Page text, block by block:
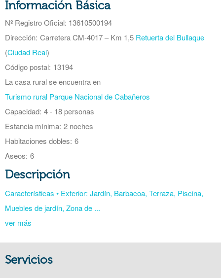
Información Básica
Nº Registro Oficial: 13610500194
Dirección: Carretera CM-4017 – Km 1,5 Retuerta del Bullaque
(Ciudad Real)
Código postal: 13194
La casa rural se encuentra en
Turismo rural Parque Nacional de Cabañeros
Capacidad: 4 - 18 personas
Estancia mínima: 2 noches
Habitaciones dobles: 6
Aseos: 6
Descripción
Características • Exterior: Jardín, Barbacoa, Terraza, Piscina,
Muebles de jardín, Zona de ...
ver más
Servicios